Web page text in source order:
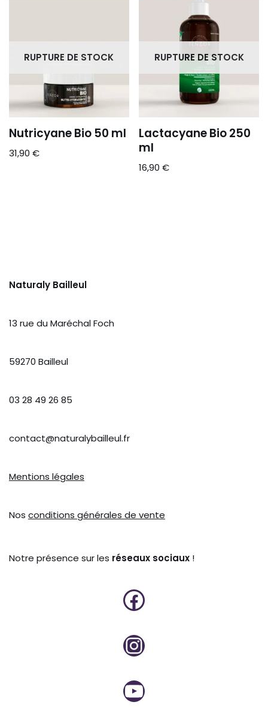
RUPTURE DE STOCK
Nutricyane Bio 50 ml
31,90 €
RUPTURE DE STOCK
Lactacyane Bio 250
ml
16,90€
Naturaly Bailleul
13 rue du Maréchal Foch
59270 Bailleul
03 28 49 26 85
contact@naturalybailleul.fr
Mentions légales
Nos conditions générales de vente
Notre présence sur les réseaux sociaux !